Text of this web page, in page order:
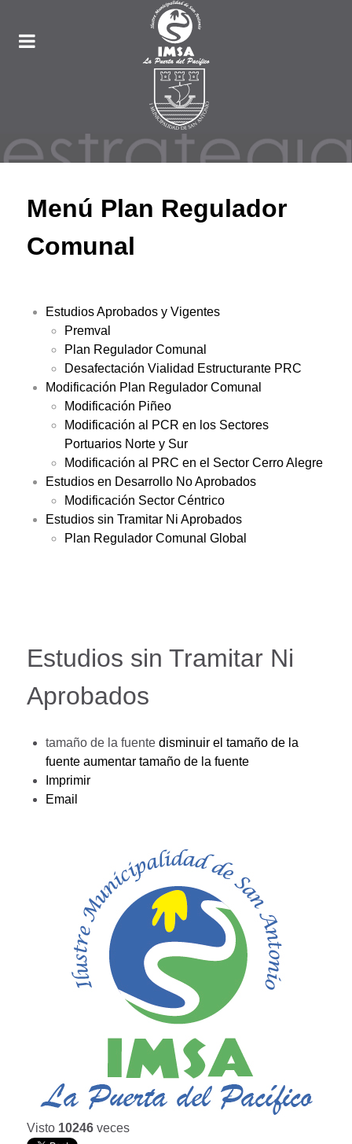
Menú Plan Regulador
Comunal
Estudios Aprobados y Vigentes
Premval
Plan Regulador Comunal
Desafectación Vialidad Estructurante PRC
Modificación Plan Regulador Comunal
Modificación Piñeo
Modificación al PCR en los Sectores
Portuarios Norte y Sur
Modificación al PRC en el Sector Cerro Alegre
Estudios en Desarrollo No Aprobados
Modificación Sector Céntrico
Estudios sin Tramitar Ni Aprobados
Plan Regulador Comunal Global
Estudios sin Tramitar Ni
Aprobados
tamaño de la fuente disminuir el tamaño de la
fuente aumentar tamaño de la fuente
Imprimir
Email
Visto 10246 veces